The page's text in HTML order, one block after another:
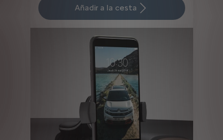
45,05
€
updated
1
Añadir a la cesta